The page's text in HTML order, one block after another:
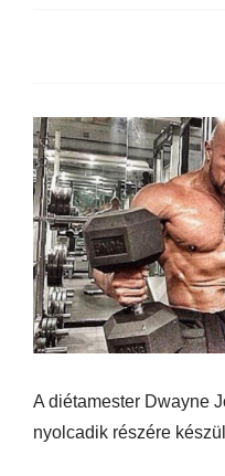
A diétamester Dwayne
nyolcadik részére